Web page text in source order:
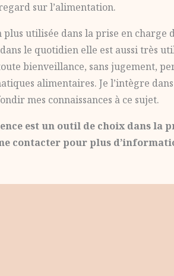
sur l’alimentation.
plus utilisée dans la prise en
le quotidien elle est aussi très
bienveillance, sans jugement,
alimentaires. Je l’intègre
mes connaissances à ce sujet.
est un outil de choix dans la
contacter pour plus